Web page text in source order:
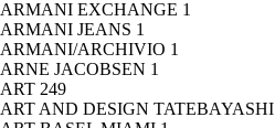
ARMANI EXCHANGE 1
ARMANI JEANS 1
ARMANI/ARCHIVIO 1
ARNE JACOBSEN 1
ART 249
ART AND DESIGN TATEBAYASHI